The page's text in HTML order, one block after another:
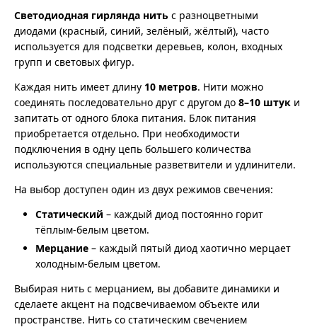
Светодиодная гирлянда нить с разноцветными
диодами (красный, синий, зелёный, жёлтый), часто
используется для подсветки деревьев, колон, входных
групп и световых фигур.
Каждая нить имеет длину 10 метров. Нити можно
соединять последовательно друг с другом до 8–10 штук и
запитать от одного блока питания. Блок питания
приобретается отдельно. При необходимости
подключения в одну цепь большего количества
используются специальные разветвители и удлинители.
На выбор доступен один из двух режимов свечения:
Статический – каждый диод постоянно горит
тёплым-белым цветом.
Мерцание – каждый пятый диод хаотично мерцает
холодным-белым цветом.
Выбирая нить с мерцанием, вы добавите динамики и
сделаете акцент на подсвечиваемом объекте или
пространстве. Нить со статическим свечением